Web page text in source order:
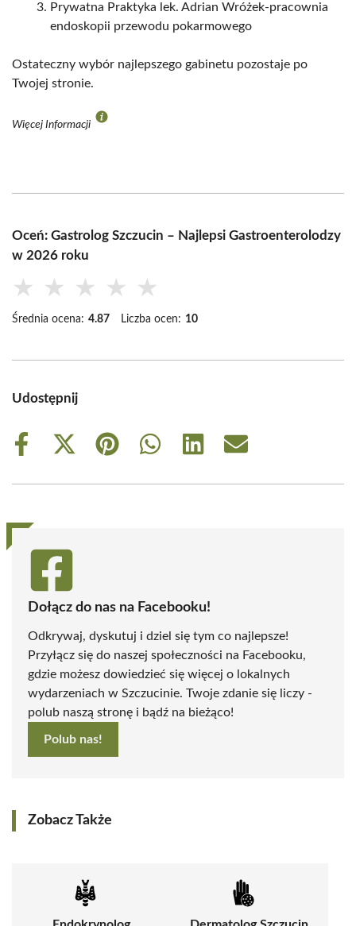
Prywatna Praktyka lek. Adrian Wróżek-pracownia
endoskopii przewodu pokarmowego
Ostateczny wybór najlepszego gabinetu pozostaje po
Twojej stronie.
Więcej Informacji
Oceń: Gastrolog Szczucin – Najlepsi Gastroenterolodzy
w 2026 roku
★ ★ ★ ★ ★
Średnia ocena: 4.87 Liczba ocen: 10
Udostępnij
Share
Share
(Twitter)
Share
Share
Share
Share
Dołącz do nas na Facebooku!
Odkrywaj, dyskutuj i dziel się tym co najlepsze!
Przyłącz się do naszej społeczności na Facebooku,
gdzie możesz dowiedzieć się więcej o lokalnych
wydarzeniach w Szczucinie. Twoje zdanie się liczy -
polub naszą stronę i bądź na bieżąco!
Polub nas!
Zobacz Także